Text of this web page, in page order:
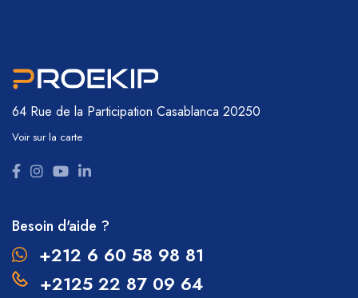
64 Rue de la Participation Casablanca 20250
Voir sur la carte
Besoin d'aide ?
+212 6 60 58 98 81
+2125 22 87 09 64